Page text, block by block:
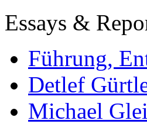
Essays &
Führung,
Detlef
Michael